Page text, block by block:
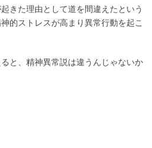
きた理由として道を間違えたという
的ストレスが高まり異常行動を起こ
と、精神異常説は違うんじゃないか